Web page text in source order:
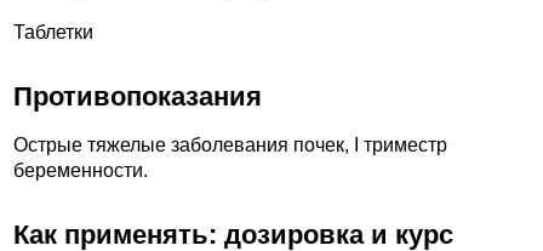
Таблетки
Противопоказания
Острые тяжелые заболевания почек, I триместр
беременности.
Как применять: дозировка и курс